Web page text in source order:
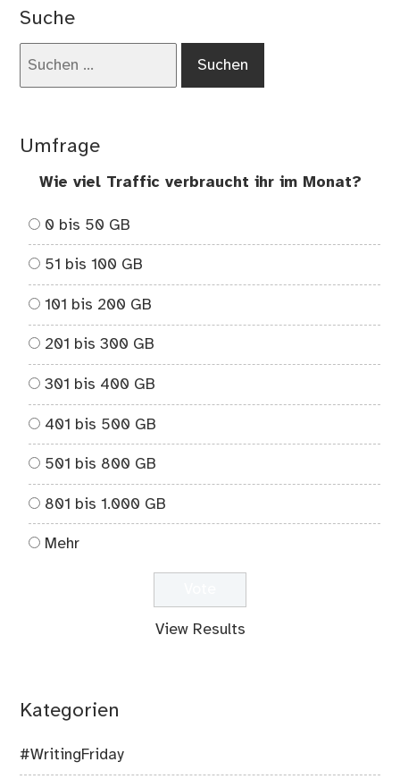
Suche
Umfrage
Wie viel Traffic verbraucht ihr im Monat?
0 bis 50 GB
51 bis 100 GB
101 bis 200 GB
201 bis 300 GB
301 bis 400 GB
401 bis 500 GB
501 bis 800 GB
801 bis 1.000 GB
Mehr
View Results
Kategorien
#WritingFriday